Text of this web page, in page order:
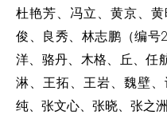
杜艳芳、冯立、黄京、
俊、良秀、林志鹏（编号
洋、骆丹、木格、丘、任
淋、王拓、王岩、魏壁
纯、张文心、张晓、张之